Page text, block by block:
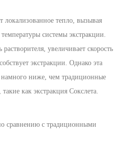
локализованное тепло, вызывая
системы экстракции.
увеличивает скорость
экстракции. Однако эта
намного ниже, чем традиционные
как экстракция Сокслета.
сравнению с традиционными